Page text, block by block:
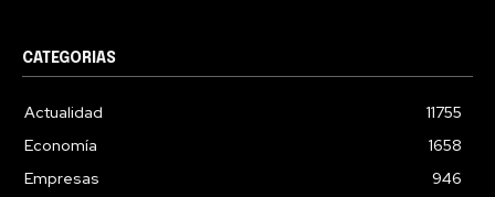
CATEGORIAS
Actualidad
11755
Economía
1658
Empresas
946